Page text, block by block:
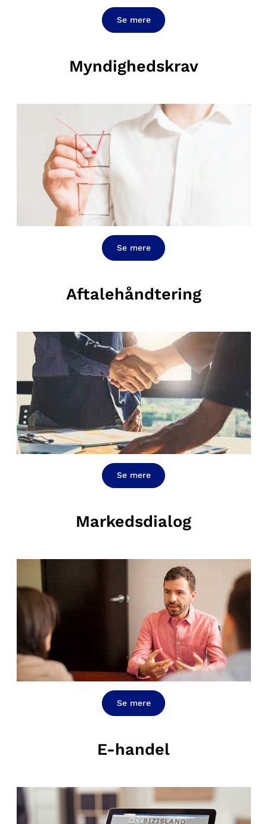
Se mere
Myndighedskrav
Se mere
Aftalehåndtering
Se mere
Markedsdialog
Se mere
E-handel